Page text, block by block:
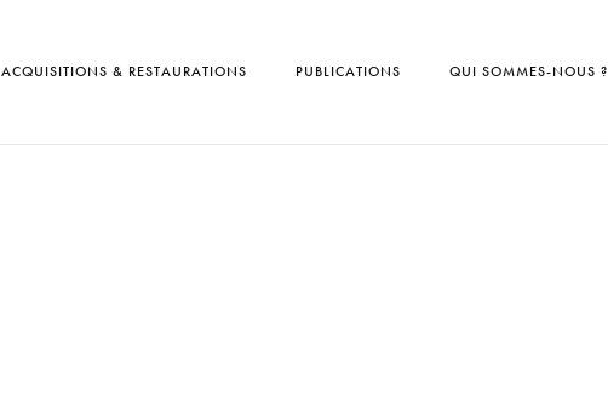
ACQUISITIONS & RESTAURATIONS PUBLICATIONS QUI SOMMES-NOUS ?